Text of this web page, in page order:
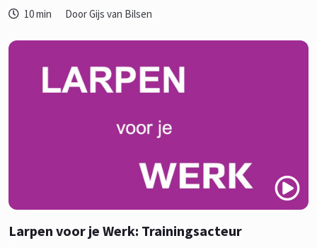
10 min Door Gijs van Bilsen
Larpen voor je Werk: Trainingsacteur